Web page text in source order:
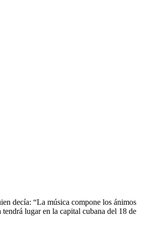
decía: “La música compone los ánimos
lugar en la capital cubana del 18 de